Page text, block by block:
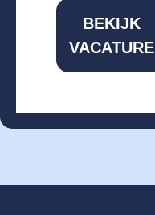
BEKIJK
VACATURE